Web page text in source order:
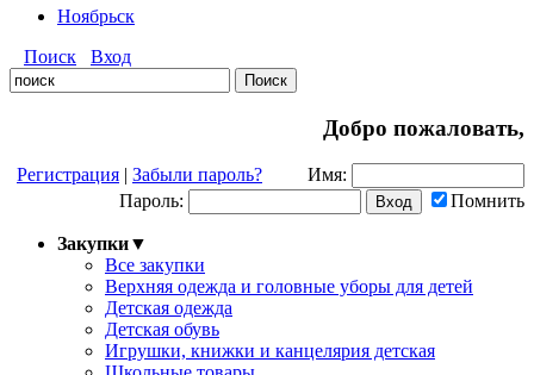
Ноябрьск
Поиск
Вход
Добро пожаловать,
Регистрация | Забыли пароль?
Имя:
Пароль:
Помнить
Закупки▼
Все закупки
Верхняя одежда и головные уборы для детей
Детская одежда
Детская обувь
Игрушки, книжки и канцелярия детская